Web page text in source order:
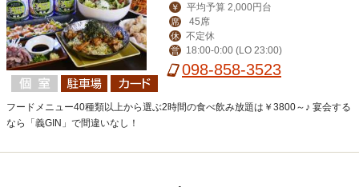
￥ 平均予算 2,000円台
席 45席
休 不定休
営 18:00-0:00 (LO 23:00)
098-858-3523
フードメニュー40種類以上から選ぶ2時間の食べ飲み放題は￥3800～♪ 宴会する
なら「義GIN」で間違いなし！